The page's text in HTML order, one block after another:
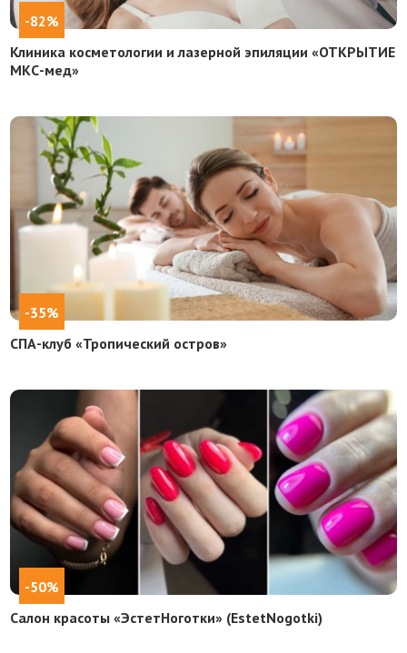
-82%
Клиника косметологии и лазерной эпиляции «ОТКРЫТИЕ
МКС-мед»
-35%
СПА-клуб «Тропический остров»
-50%
Салон красоты «ЭстетНоготки» (EstetNogotki)